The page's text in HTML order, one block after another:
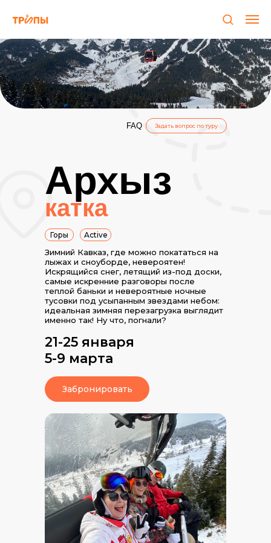
Зимний Кавказ, где можно покататься на
лыжах и сноуборде, невероятен!
Искрящийся снег, летящий из-под доски,
самые искренние разговоры после
теплой баньки и невероятные ночные
тусовки под усыпанным звездами небом:
идеальная зимняя перезагрузка выглядит
именно так! Ну что, погнали?
21-25 января
5-9 марта
Архыз
катка
Горы Active
Забронировать
Задать вопрос по туру
FAQ
В полдень встречаемся в аэропорту
Добро пожаловать на Кавказ